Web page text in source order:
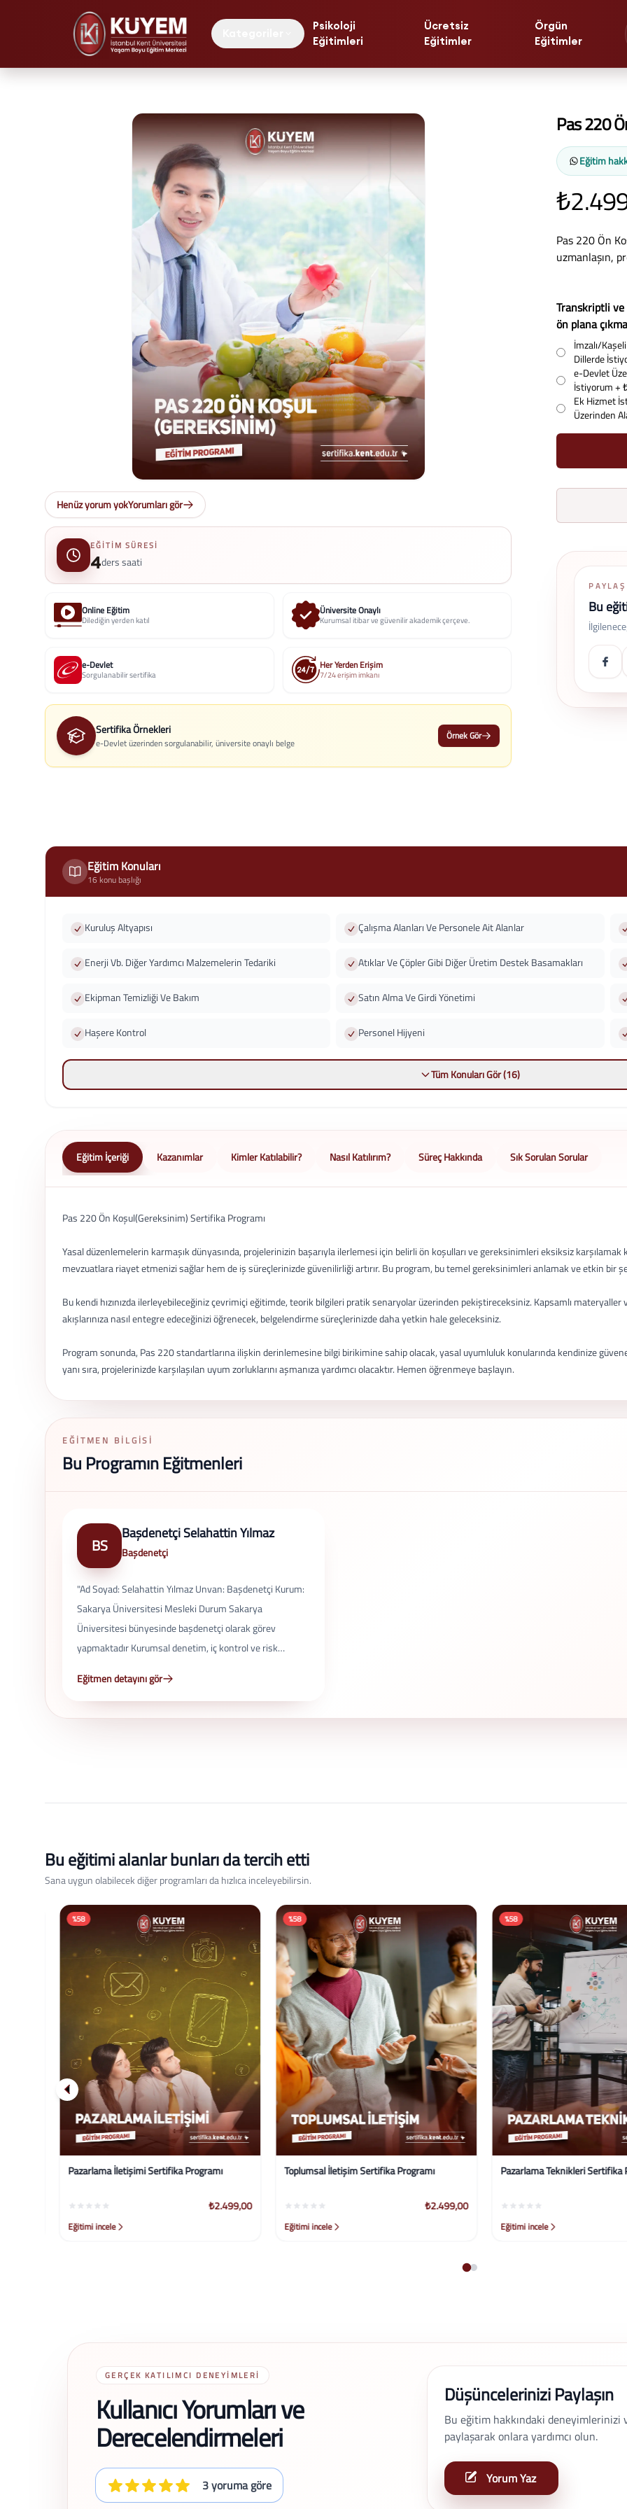
Psikoloji
Eğitimleri
Ücretsiz
Eğitimler
Örgün
Eğitimler
Henüz yorum yokYorumları gör
EĞITIM SÜRESI
4ders saati
Online Eğitim
Dilediğin yerden katıl
Üniversite Onaylı
Kurumsal itibar ve güvenilir akademik çerçeve.
e-Devlet
Sorgulanabilir sertifika
Her Yerden Erişim
7/24 erişim imkanı
Sertifika Örnekleri
e-Devlet üzerinden sorgulanabilir, üniversite onaylı belge
Örnek Gör
Pas 220
Eğitim
Pas 220 Ön
uzmanlaşın,
Transkriptli
ön plana
İmzalı/
Dillerde
e-Devlet
İstiyorum+
Ek Hizmet
Üzerinden
PAYLAŞ
Bu
Eğitim Konuları
16 konu başlığı
Kuruluş Altyapısı Çalışma Alanları Ve Personele Ait Alanlar
Enerji Vb. Diğer Yardımcı Malzemelerin Tedariki Atıklar Ve Çöpler Gibi Diğer Üretim Destek Basamakları
Ekipman Temizliği Ve Bakım Satın Alma Ve Girdi Yönetimi
Haşere Kontrol Personel Hijyeni
Tüm Konuları Gör (16)
Eğitim İçeriği Kazanımlar Kimler Katılabilir? Nasıl Katılırım? Süreç Hakkında Sık Sorulan Sorular
Pas 220 Ön Koşul(Gereksinim) Sertifika Programı
Yasal düzenlemelerin karmaşık dünyasında, projelerinizin başarıyla ilerlemesi için belirli ön koşulları ve gereksinimleri eksiksiz
mevzuatlara riayet etmenizi sağlar hem de iş süreçlerinizde güvenilirliği artırır. Bu program, bu temel gereksinimleri anlamak ve etkin bir
Bu kendi hızınızda ilerleyebileceğiniz çevrimiçi eğitimde, teorik bilgileri pratik senaryolar üzerinden pekiştireceksiniz. Kapsamlı
akışlarınıza nasıl entegre edeceğinizi öğrenecek, belgelendirme süreçlerinizde daha yetkin hale geleceksiniz.
Program sonunda, Pas 220 standartlarına ilişkin derinlemesine bilgi birikimine sahip olacak, yasal uyumluluk konularında kendinize
yanı sıra, projelerinizde karşılaşılan uyum zorluklarını aşmanıza yardımcı olacaktır. Hemen öğrenmeye başlayın.
EĞITMEN BILGISI
Bu Programın Eğitmenleri
BS
Başdenetçi Selahattin Yılmaz
Başdenetçi
"Ad Soyad: Selahattin Yılmaz Unvan: Başdenetçi Kurum:
Sakarya Üniversitesi Mesleki Durum Sakarya
Üniversitesi bünyesinde başdenetçi olarak görev
yapmaktadır Kurumsal denetim, iç kontrol ve risk
Sorumluluklar İç denetim faaliyetlerinin yürütülmesi
Kurumsal süreçlerin denetlenmesi ve raporlanması Risk
süreçleri"
Eğitmen detayını gör
Bu eğitimi alanlar bunları da tercih etti
Sana uygun olabilecek diğer programları da hızlıca inceleyebilirsin.
%58
Pazarlama İletişimi Sertifika Programı
₺2.499,00
Eğitimi incele
%58
Toplumsal İletişim Sertifika Programı
₺2.499,00
Eğitimi incele
%58
Pazarlama Teknikleri Sertifika
Eğitimi incele
GERÇEK KATILIMCI DENEYIMLERI
Kullanıcı Yorumları ve
Derecelendirmeleri
3 yoruma göre
Düşüncelerinizi Paylaşın
Bu eğitim hakkındaki deneyimlerinizi
paylaşarak onlara yardımcı olun.
Yorum Yaz